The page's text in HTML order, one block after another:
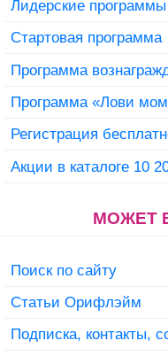
Лидерские
Стартовая программа
Программа
Программа «Лови
Регистрация
Акции в каталоге 10
МОЖЕТ
Поиск по сайту
Статьи Орифлэйм
Подписка, контакты,